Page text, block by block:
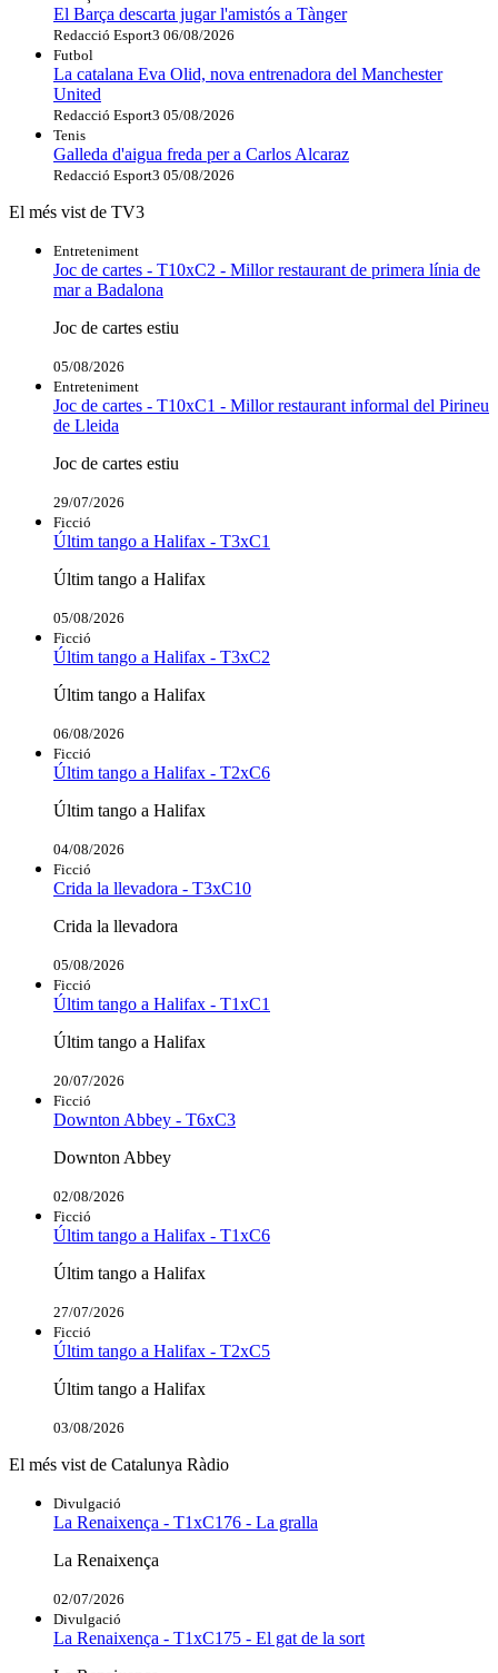
El Barça descarta jugar l'amistós a Tànger
Redacció Esport3 06/08/2026
Futbol
La catalana Eva Olid, nova entrenadora del Manchester
United
Redacció Esport3 05/08/2026
Tenis
Galleda d'aigua freda per a Carlos Alcaraz
Redacció Esport3 05/08/2026
El més vist de TV3
Entreteniment
Joc de cartes - T10xC2 - Millor restaurant de primera línia de
mar a Badalona
Joc de cartes estiu
05/08/2026
Entreteniment
Joc de cartes - T10xC1 - Millor restaurant informal del Pirineu
de Lleida
Joc de cartes estiu
29/07/2026
Ficció
Últim tango a Halifax - T3xC1
Últim tango a Halifax
05/08/2026
Ficció
Últim tango a Halifax - T3xC2
Últim tango a Halifax
06/08/2026
Ficció
Últim tango a Halifax - T2xC6
Últim tango a Halifax
04/08/2026
Ficció
Crida la llevadora - T3xC10
Crida la llevadora
05/08/2026
Ficció
Últim tango a Halifax - T1xC1
Últim tango a Halifax
20/07/2026
Ficció
Downton Abbey - T6xC3
Downton Abbey
02/08/2026
Ficció
Últim tango a Halifax - T1xC6
Últim tango a Halifax
27/07/2026
Ficció
Últim tango a Halifax - T2xC5
Últim tango a Halifax
03/08/2026
El més vist de Catalunya Ràdio
Divulgació
La Renaixença - T1xC176 - La gralla
La Renaixença
02/07/2026
Divulgació
La Renaixença - T1xC175 - El gat de la sort